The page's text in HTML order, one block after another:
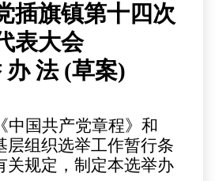
插旗镇第十四次
表大会
办 法(草案)
中国共产党章程》和
层组织选举工作暂行条
关规定，制定本选举办